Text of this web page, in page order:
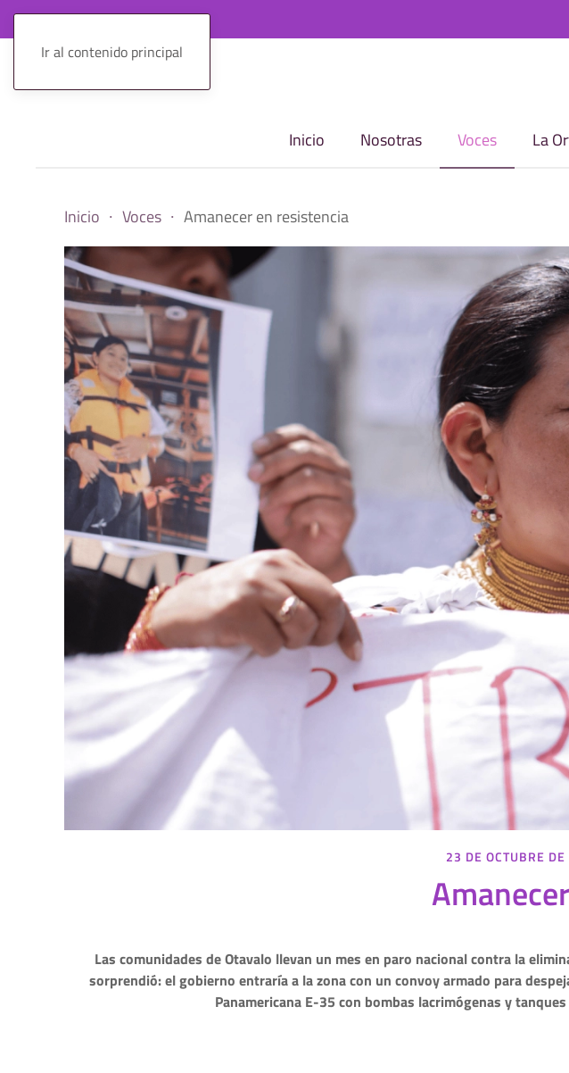
Ir al contenido principal
Inicio Nosotras Voces La
Inicio Voces Amanecer en resistencia
23 DE OCTUBRE
Las comunidades de Otavalo llevan un mes en paro nacional contra la
sorprendió: el gobierno entraría a la zona con un convoy armado para
Panamericana E-35 con bombas lacrimógenas y